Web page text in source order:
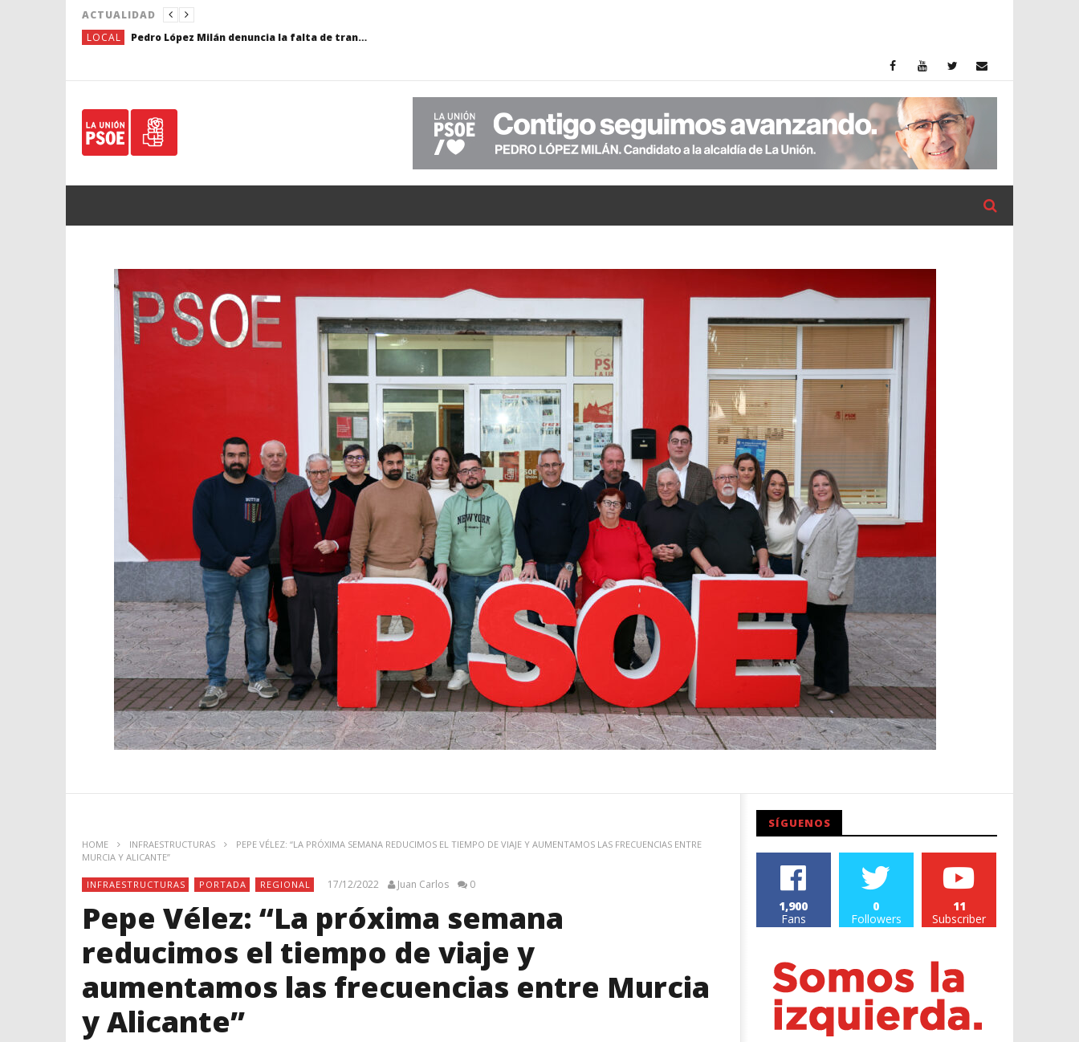
ACTUALIDAD
LOCAL
Pedro López Milán denuncia la falta de transparencia de PP-VOX sobre la verdadera situación económica del Ayuntamiento
HOME INFRAESTRUCTURAS
PEPE VÉLEZ: “LA PRÓXIMA SEMANA REDUCIMOS EL TIEMPO DE VIAJE Y AUMENTAMOS LAS FRECUENCIAS ENTRE
MURCIA Y ALICANTE”
INFRAESTRUCTURAS PORTADA REGIONAL 17/12/2022 Juan Carlos 0
Pepe Vélez: “La próxima semana
reducimos el tiempo de viaje y
aumentamos las frecuencias entre Murcia
y Alicante”
SÍGUENOS
1,900
Fans
0
Followers
11
Subscriber